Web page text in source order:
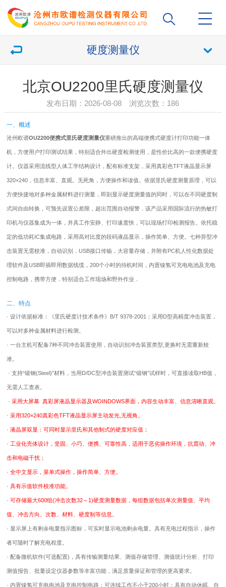
硬度测量仪
北京OU2200里氏硬度测量仪
发布日期：2026-08-08 浏览次数： 186
一、概述
沧州欧谱OU2200便携式里氏硬度测量仪重磅推出的高端便携式硬度计打印功能一体
机，方便用户打印测试结果，特别适合外出硬度检测使用，是性价比高的一款便携硬度
计。仪器采用流线型人体工学结构设计，配有标准支架，采用真彩色TFT液晶显示屏
320×240，信息丰富、直观。无死角，方便操作和读值。依据里氏硬度测量原理，可以
方便快捷地对多种金属材料进行测量，即刻显示硬度测量值的同时，可以在不同硬度制
式间自由转换，可预先设置公差限，超出范围自动报警．该产品采用国际流行的热敏打
印机与仪器集成为一体，并具工作安静、打印速度快，可以现场打印检测报告。依托稳
定的低功耗IC集成电路，采用高对比度的段码液晶显示，操作简单、方便。七种异型冲
击装置无需校准，自动识别．USB接口传输，大容量存储，并附有PC机人性化数据处
理软件及USB即插即用数据线缆，200个小时的待机时间，内置镍氢可充电电池及充电
控制电路，携带方便．特别适合工作现场和野外作业．
二、特点
· 设计依据标准：《里氏硬度计技术条件》B/T 9378-2001；采用D型高精度冲击装置，
可以对多种金属材料进行检测。
· 一台主机可配备7种不同冲击装置使用，自动识别冲击装置类型,更换时无需重新校
准。
· 支持“锻钢(Steel)”材料，当用D/DC型冲击装置测试“锻钢”试样时，可直接读取HB值，
无需人工查表。
· 采用大屏幕 真彩屏液晶显示器及WOINDOWS界面，内容生动丰富、信息清晰直观。
· 采用320×240真彩色TFT液晶显示屏主动发光,无视角。
· 液晶屏双显：可同时显示里氏和其他制式的硬度对应值；
· 工业化壳体设计，坚固、小巧、便携、可靠性高，适用于恶劣操作环境，抗震动、冲
击和电磁干扰；
· 全中文显示，菜单式操作，操作简单、方便。
· 具有示值软件校准功能。
· 可存储最大600组(冲击次数32～1)硬度测量数据，每组数据包括单次测量值、平均
值、冲击方向、次数、材料、硬度制等信息。
· 显示屏上有剩余电量指示图标，可实时显示电池剩余电量。具有充电过程指示，操作
者可随时了解充电程度。
· 配备微机软件(可选配置)，具有传输测量结果、测值存储管理、测值统计分析、打印
测值报告、批量设定仪器参数等丰富功能，满足质量保证和管理的更高要求。
· 内置镍氢可充电电池及充电控制电路；可连续工作不小于200小时；具有自动休眠、自